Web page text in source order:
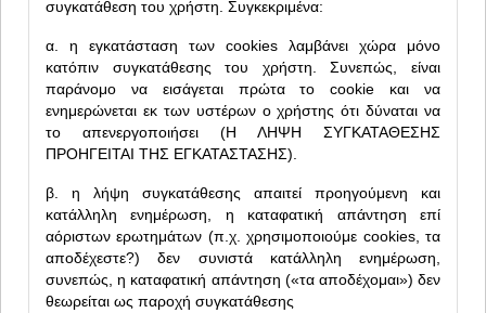
συγκατάθεση του χρήστη. Συγκεκριμένα:
α. η εγκατάσταση των cookies λαμβάνει χώρα μόνο
κατόπιν συγκατάθεσης του χρήστη. Συνεπώς, είναι
παράνομο να εισάγεται πρώτα το cookie και να
ενημερώνεται εκ των υστέρων ο χρήστης ότι δύναται να
το απενεργοποιήσει (Η ΛΗΨΗ ΣΥΓΚΑΤΑΘΕΣΗΣ
ΠΡΟΗΓΕΙΤΑΙ ΤΗΣ ΕΓΚΑΤΑΣΤΑΣΗΣ).
β. η λήψη συγκατάθεσης απαιτεί προηγούμενη και
κατάλληλη ενημέρωση, η καταφατική απάντηση επί
αόριστων ερωτημάτων (π.χ. χρησιμοποιούμε cookies, τα
αποδέχεστε?) δεν συνιστά κατάλληλη ενημέρωση,
συνεπώς, η καταφατική απάντηση («τα αποδέχομαι») δεν
θεωρείται ως παροχή συγκατάθεσης